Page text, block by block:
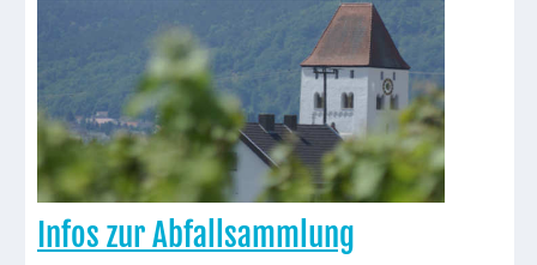
Notfallnummern
Suche
Niederkirchen
bei
Social
Media
Wachenheim
Infos zur Abfallsammlung